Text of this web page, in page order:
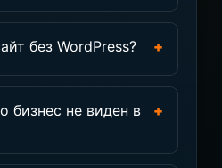
без WordPress? +
бизнес не виден в
+